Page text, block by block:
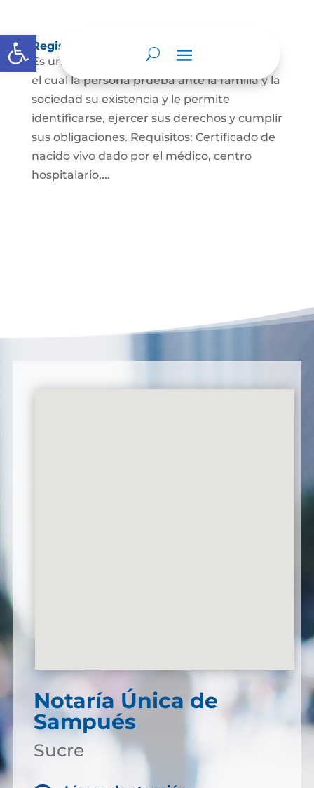
Abrir barra de herramientas
Registro Civil de Nacimiento
Es un documento indispensable mediante
el cual la persona prueba ante la familia y la
sociedad su existencia y le permite
identificarse, ejercer sus derechos y cumplir
sus obligaciones. Requisitos: Certificado de
nacido vivo dado por el médico, centro
hospitalario,...
Notaría Única de
Sampués
Sucre